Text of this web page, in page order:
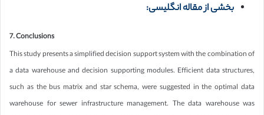
بخشی از مقاله انگلیسی:
7. Conclusions
This study presents a simplified decision support system with the combination of
a data warehouse and decision supporting modules. Efficient data structures,
such as the bus matrix and star schema, were suggested in the optimal data
warehouse for sewer infrastructure management. The data warehouse was